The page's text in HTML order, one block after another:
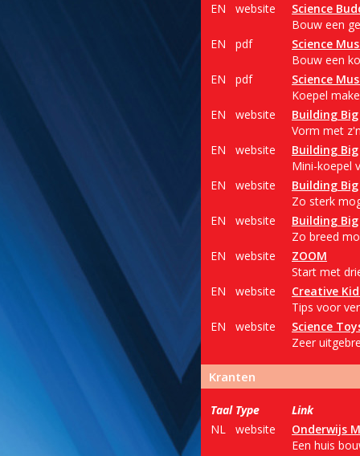
EN
website
Science
Bouw een
EN
pdf
Science
Bouw een
EN
pdf
Science
Koepel
EN
website
Building Big
Vorm met
EN
website
Building Big
Mini-koepel
EN
website
Building Big
Zo sterk
EN
website
Building Big
Zo breed
EN
website
ZOOM
Start met
EN
website
Creative
Tips voor
EN
website
Science
Zeer
Kranten
Taal Type
Link
NL
website
Onderwijs
Een huis